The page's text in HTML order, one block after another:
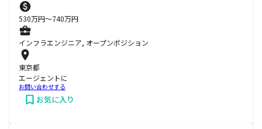
530万円〜740万円
インフラエンジニア, オープンポジション
東京都
エージェントに
お問い合わせする
お気に入り